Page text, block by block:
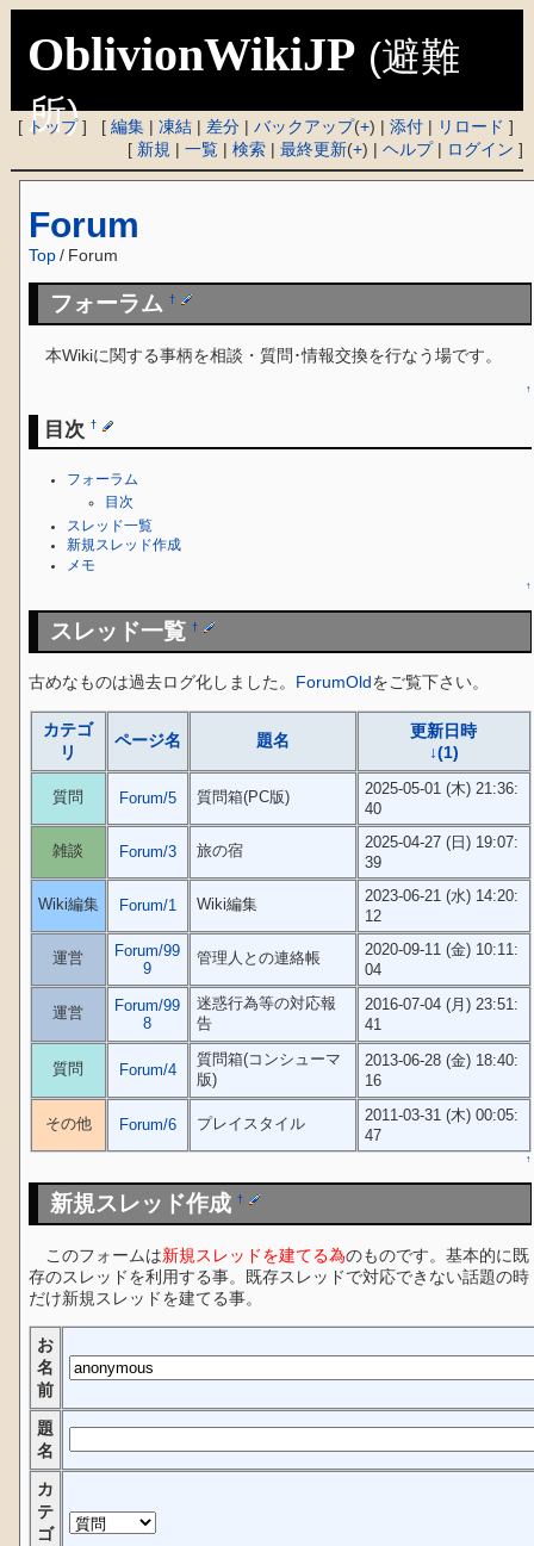
OblivionWikiJP (避難
所)
[ トップ] [編集 |凍結 | 差分 |バックアップ(+) |添付 | リロード ]
[ 新規 |一覧 |検索 |最終更新(+) |ヘルプ| ログイン ]
Forum
Top / Forum
フォーラム†
本Wikiに関する事柄を相談・質問･情報交換を行なう場です。
↑
目次†
フォーラム
目次
スレッド一覧
新規スレッド作成
メモ
↑
スレッド一覧†
古めなものは過去ログ化しました。 ForumOldをご覧下さい。
カテゴ
リ
ページ名 題名
更新日時
↓(1)
質問 Forum/5 質問箱(PC版)
2025-05-01 (木) 21:36:
40
雑談 Forum/3 旅の宿
2025-04-27 (日) 19:07:
39
Wiki編集 Forum/1 Wiki編集
2023-06-21 (水) 14:20:
12
運営
Forum/99
9
管理人との連絡帳
2020-09-11 (金) 10:11:
04
運営
Forum/99
8
迷惑行為等の対応報
告
2016-07-04 (月) 23:51:
41
質問 Forum/4
質問箱(コンシューマ
版)
2013-06-28 (金) 18:40:
16
その他 Forum/6 プレイスタイル
2011-03-31 (木) 00:05:
47
↑
新規スレッド作成†
このフォームは新規スレッドを建てる為のものです。基本的に既
存のスレッドを利用する事。既存スレッドで対応できない話題の時
だけ新規スレッドを建てる事。
お
名
前
題
名
カ
テ
ゴ